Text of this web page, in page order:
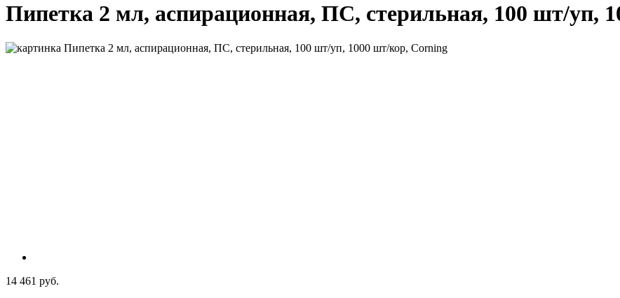
Пипетка 2 мл, аспирационная, ПС, стерильная, 100 шт/уп,
14 461 руб.